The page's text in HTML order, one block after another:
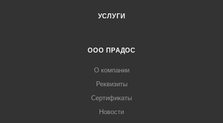
УСЛУГИ
ООО ПРАДОС
О компании
Реквизиты
Сертификаты
Новости